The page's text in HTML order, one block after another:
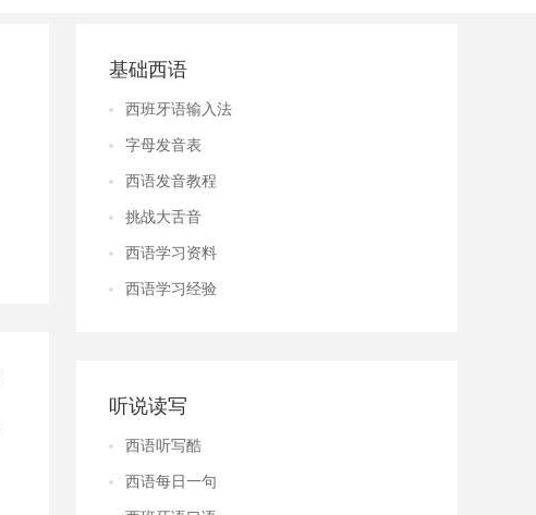
基础西语
西班牙语输入法
字母发音表
西语发音教程
挑战大舌音
西语学习资料
西语学习经验
听说读写
西语听写酷
西语每日一句